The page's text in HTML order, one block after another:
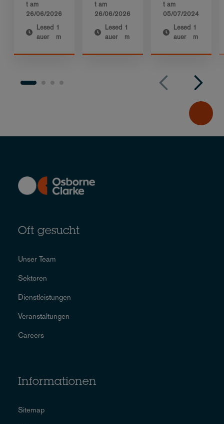
t am
26/06/2026
Lesed
auer
1
m
t am
26/06/2026
Lesed
auer
1
m
t am
05/07/2024
Lesed
auer
1
m
Oft gesucht
Unser Team
Sektoren
Dienstleistungen
Veranstaltungen
Careers
Informationen
Sitemap